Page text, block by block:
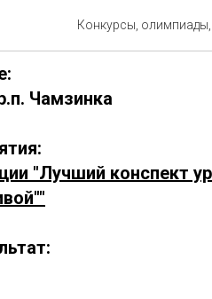
Конкурсы,
Чамзинка
"Лучший конспект